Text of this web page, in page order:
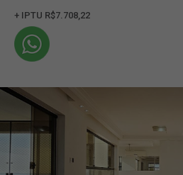
+ IPTU R$7.708,22